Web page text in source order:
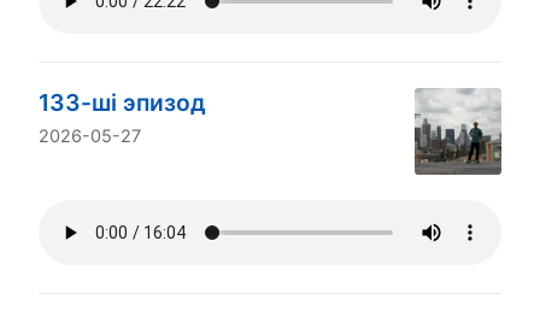
133-ші эпизод
2026-05-27